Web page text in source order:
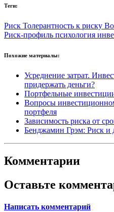
Теги:
Риск Толерантность к риску
Риск-профиль психология
Похожие материалы:
Усреднение затрат.
придержать деньги?
Портфельные
Вопросы
портфеля
Зависимость риска от
Бенджамин Грэм: Риск и
Комментарии
Оставьте
Написать комментарий